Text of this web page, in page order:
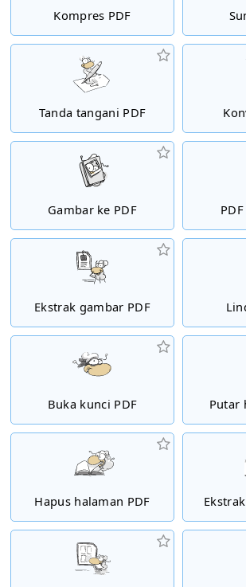
Kompres PDF
Tanda tangani PDF
Gambar ke PDF
Ekstrak gambar PDF
Buka kunci PDF Putar
Hapus halaman PDF